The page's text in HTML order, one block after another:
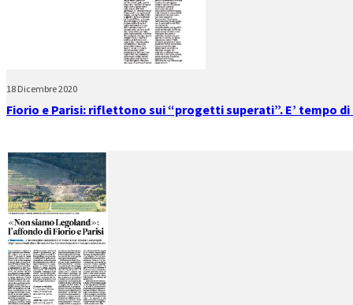
18 Dicembre 2020
Fiorio e Parisi: riflettono sui “progetti superati”. E’ tempo